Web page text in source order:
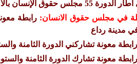
بالامم المتحدة في جنيف للعام 2024
في مجلس حقوق الانسان: رابطة
مدينة رداع
رابطة معونة تشاركني الدورة الثامنة
رابطة معونة تشارك الدورة الثامنة